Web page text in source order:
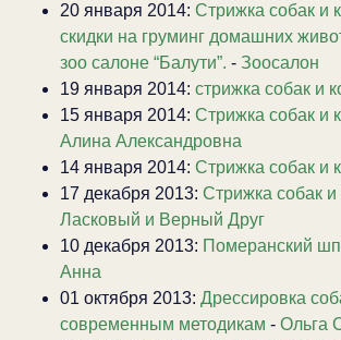
20 января 2014: Стрижка собак и
скидки на груминг домашних
зоо салоне “Балути”. - Зоосалон
19 января 2014: стрижка собак и
15 января 2014: Стрижка собак и
Алина Александровна
14 января 2014: Стрижка собак и
17 декабря 2013: Стрижка собак
Ласковый и Верный Друг
10 декабря 2013: Померанский
Анна
01 октября 2013: Дрессировка
современным методикам - Ольга